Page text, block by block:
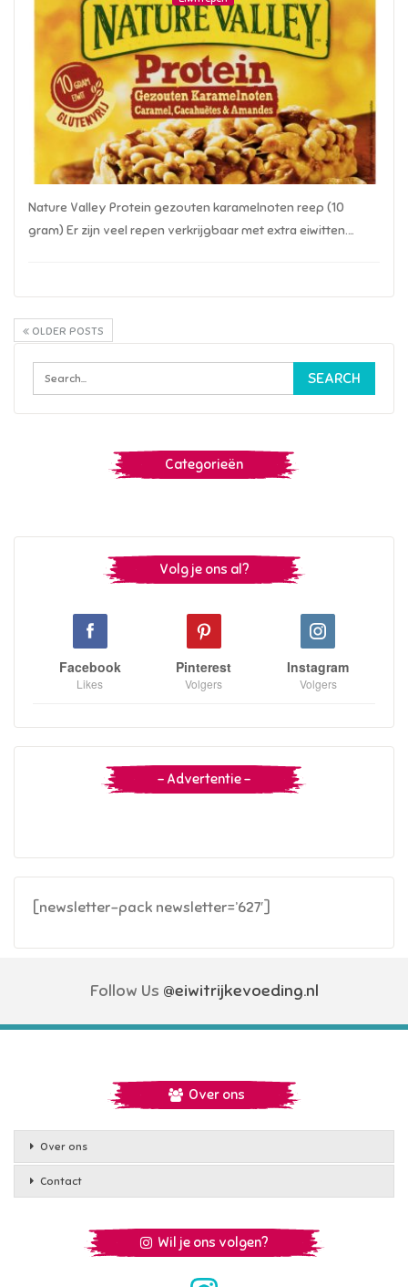
Nature Valley Protein gezouten karamelnoten reep (10
gram) Er zijn veel repen verkrijgbaar met extra eiwitten.…
OLDER POSTS
Categorieën
Volg je ons al?
Facebook
Likes
Pinterest
Volgers
Instagram
Volgers
– Advertentie –
[newsletter-pack newsletter=’627′]
Follow Us @eiwitrijkevoeding.nl
Over ons
Over ons
Contact
Wil je ons volgen?